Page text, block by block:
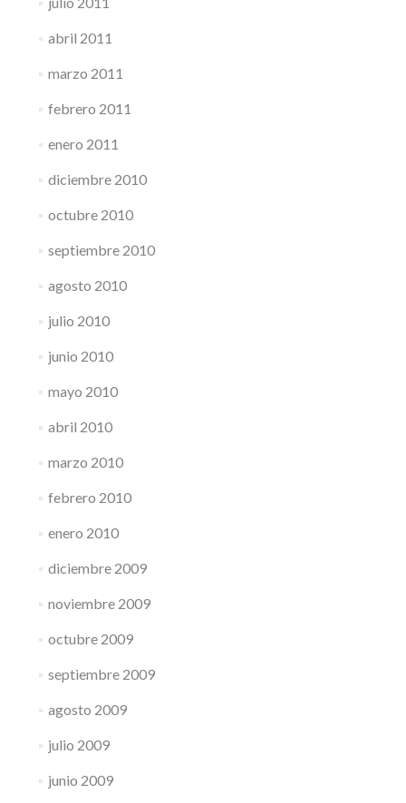
abril 2011
marzo 2011
febrero 2011
enero 2011
diciembre 2010
octubre 2010
septiembre 2010
agosto 2010
julio 2010
junio 2010
mayo 2010
abril 2010
marzo 2010
febrero 2010
enero 2010
diciembre 2009
noviembre 2009
octubre 2009
septiembre 2009
agosto 2009
julio 2009
junio 2009